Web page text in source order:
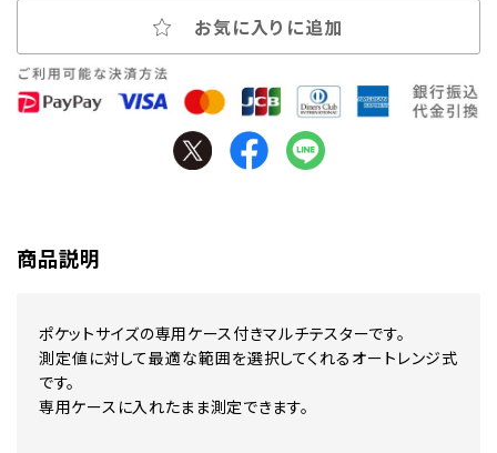
お気に入りに追加
商品説明
ポケットサイズの専用ケース付きマルチテスターです。
測定値に対して最適な範囲を選択してくれるオートレンジ式
です。
専用ケースに入れたまま測定できます。